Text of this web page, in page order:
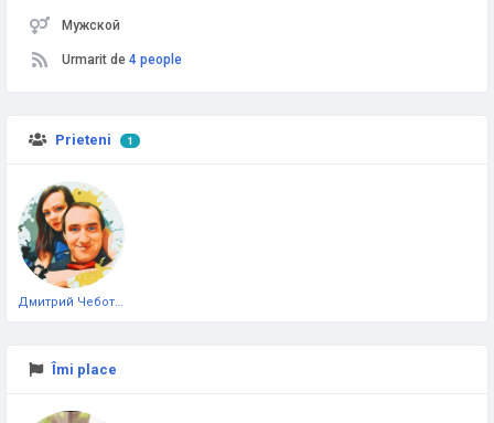
Мужской
Urmarit de 4 people
Prieteni 1
Îmi place